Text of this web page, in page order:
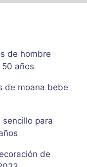
de hombre
años
de moana bebe
sencillo para
de